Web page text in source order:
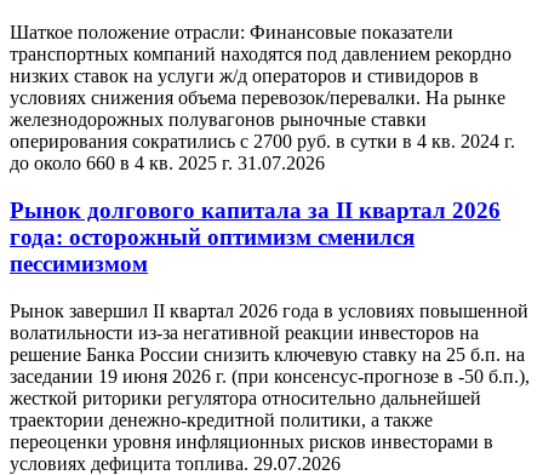
Шаткое положение отрасли: Финансовые показатели
транспортных компаний находятся под давлением рекордно
низких ставок на услуги ж/д операторов и стивидоров в
условиях снижения объема перевозок/перевалки. На рынке
железнодорожных полувагонов рыночные ставки
оперирования сократились с 2700 руб. в сутки в 4 кв. 2024 г.
до около 660 в 4 кв. 2025 г. 31.07.2026
Рынок долгового капитала за II квартал 2026
года: осторожный оптимизм сменился
пессимизмом
Рынок завершил II квартал 2026 года в условиях повышенной
волатильности из-за негативной реакции инвесторов на
решение Банка России снизить ключевую ставку на 25 б.п. на
заседании 19 июня 2026 г. (при консенсус-прогнозе в -50 б.п.),
жесткой риторики регулятора относительно дальнейшей
траектории денежно-кредитной политики, а также
переоценки уровня инфляционных рисков инвесторами в
условиях дефицита топлива. 29.07.2026